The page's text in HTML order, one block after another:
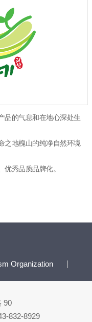
品的气息和在地心深处生
之地槐山的纯净自然环境
秀品质品牌化。
Organization
90
832-8929